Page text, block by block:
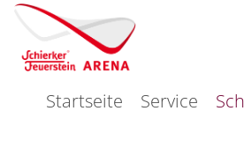
Startseite Service